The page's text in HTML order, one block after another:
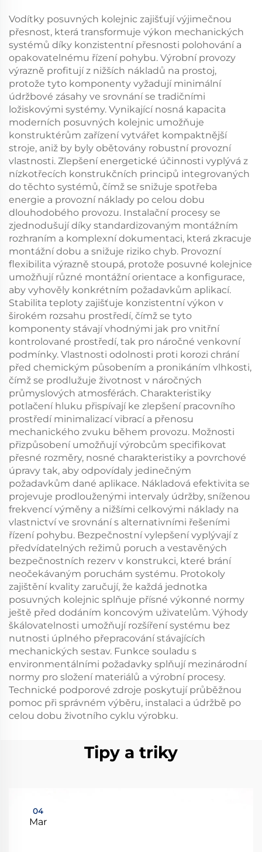
Vodítky posuvných kolejnic zajišťují výjimečnou
přesnost, která transformuje výkon mechanických
systémů díky konzistentní přesnosti polohování a
opakovatelnému řízení pohybu. Výrobní provozy
výrazně profitují z nižších nákladů na prostoj,
protože tyto komponenty vyžadují minimální
údržbové zásahy ve srovnání se tradičními
ložiskovými systémy. Vynikající nosná kapacita
moderních posuvných kolejnic umožňuje
konstruktérům zařízení vytvářet kompaktnější
stroje, aniž by byly obětovány robustní provozní
vlastnosti. Zlepšení energetické účinnosti vyplývá z
nízkotřecích konstrukčních principů integrovaných
do těchto systémů, čímž se snižuje spotřeba
energie a provozní náklady po celou dobu
dlouhodobého provozu. Instalační procesy se
zjednodušují díky standardizovaným montážním
rozhraním a komplexní dokumentaci, která zkracuje
montážní dobu a snižuje riziko chyb. Provozní
flexibilita výrazně stoupá, protože posuvné kolejnice
umožňují různé montážní orientace a konfigurace,
aby vyhověly konkrétním požadavkům aplikací.
Stabilita teploty zajišťuje konzistentní výkon v
širokém rozsahu prostředí, čímž se tyto
komponenty stávají vhodnými jak pro vnitřní
kontrolované prostředí, tak pro náročné venkovní
podmínky. Vlastnosti odolnosti proti korozi chrání
před chemickým působením a pronikáním vlhkosti,
čímž se prodlužuje životnost v náročných
průmyslových atmosférách. Charakteristiky
potlačení hluku přispívají ke zlepšení pracovního
prostředí minimalizací vibrací a přenosu
mechanického zvuku během provozu. Možnosti
přizpůsobení umožňují výrobcům specifikovat
přesné rozměry, nosné charakteristiky a povrchové
úpravy tak, aby odpovídaly jedinečným
požadavkům dané aplikace. Nákladová efektivita se
projevuje prodlouženými intervaly údržby, sníženou
frekvencí výměny a nižšími celkovými náklady na
vlastnictví ve srovnání s alternativními řešeními
řízení pohybu. Bezpečnostní vylepšení vyplývají z
předvídatelných režimů poruch a vestavěných
bezpečnostních rezerv v konstrukci, které brání
neočekávaným poruchám systému. Protokoly
zajištění kvality zaručují, že každá jednotka
posuvných kolejnic splňuje přísné výkonné normy
ještě před dodáním koncovým uživatelům. Výhody
škálovatelnosti umožňují rozšíření systému bez
nutnosti úplného přepracování stávajících
mechanických sestav. Funkce souladu s
environmentálními požadavky splňují mezinárodní
normy pro složení materiálů a výrobní procesy.
Technické podporové zdroje poskytují průběžnou
pomoc při správném výběru, instalaci a údržbě po
celou dobu životního cyklu výrobku.
Tipy a triky
04
Mar